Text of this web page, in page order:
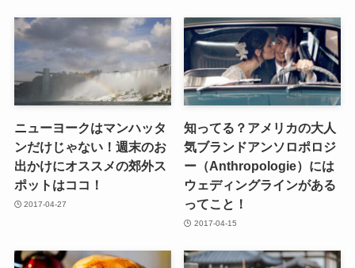
ニューヨークはマンハッタ
ンだけじゃない！週末のお
出かけにオススメの郊外ス
ポットはココ！
2017-04-27
知ってる？アメリカの大人
気ブランドアンソロポロジ
ー（Anthropologie）には
ウェディングラインがある
ってこと！
2017-04-15